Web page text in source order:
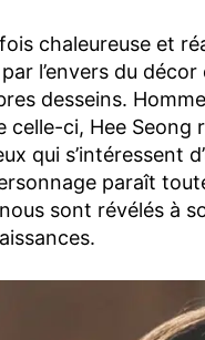
chaleureuse et
l’envers du décor
desseins.
celle-ci, Hee
qui s’intéressent
paraît
sont révélés à